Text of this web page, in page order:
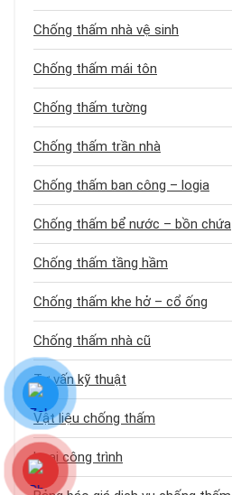
Chống thấm nhà vệ sinh
Chống thấm mái tôn
Chống thấm tường
Chống thấm trần nhà
Chống thấm ban công – logia
Chống thấm bể nước – bồn chứa
Chống thấm tầng hầm
Chống thấm khe hở – cổ ống
Chống thấm nhà cũ
Tư vấn kỹ thuật
Vật liệu chống thấm
Loại công trình